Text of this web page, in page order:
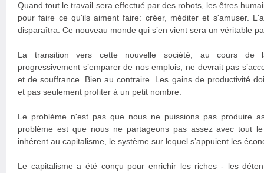
Quand tout le travail sera effectué par des robots, les êtres
pour faire ce qu'ils aiment faire: créer, méditer et s'amuser.
disparaîtra. Ce nouveau monde qui s’en vient sera un véritable
La transition vers cette nouvelle société, au cours de
progressivement s’emparer de nos emplois, ne devrait pas
et de souffrance. Bien au contraire. Les gains de productivité
et pas seulement profiter à un petit nombre.
Le problème n'est pas que nous ne puissions pas produire
problème est que nous ne partageons pas assez avec tout
inhérent au capitalisme, le système sur lequel s’appuient les
Le capitalisme a été conçu pour enrichir les riches - les